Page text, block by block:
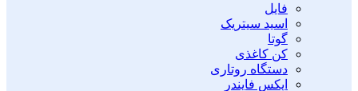
فایل
اسید سیتریک
گوتا
کن کاغذی
دستگاه روتاری
اپکس فایندر